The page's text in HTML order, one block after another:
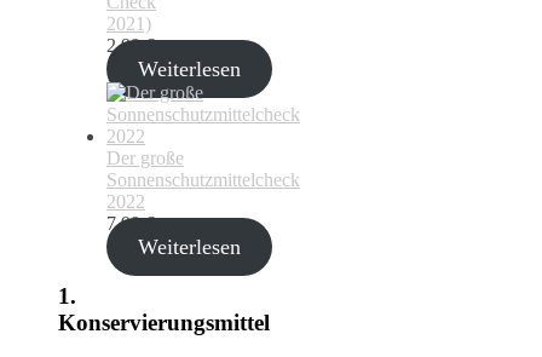
2021)
2,99€
Weiterlesen
Der große
Sonnenschutzmittelcheck
2022
7,99€
Weiterlesen
1.
Konservierungsmittel